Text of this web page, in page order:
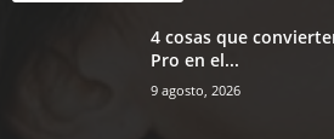
4 cosas que
Pro en el...
9 agosto, 2026